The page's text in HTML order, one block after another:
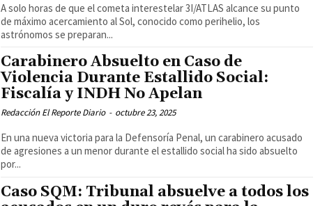
A solo horas de que el cometa interestelar 3I/ATLAS alcance su punto
de máximo acercamiento al Sol, conocido como perihelio, los
astrónomos se preparan...
Carabinero Absuelto en Caso de
Violencia Durante Estallido Social:
Fiscalía y INDH No Apelan
Redacción El Reporte Diario - octubre 23, 2025
En una nueva victoria para la Defensoría Penal, un carabinero acusado
de agresiones a un menor durante el estallido social ha sido absuelto
por...
Caso SQM: Tribunal absuelve a todos los